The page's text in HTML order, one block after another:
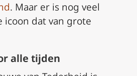
. Maar er is nog veel
icoon dat van grote
alle tijden